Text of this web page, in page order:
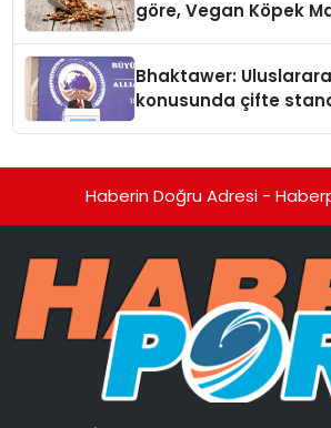
göre, Vegan Köpek
Bhaktawer:
konusunda çifte
Haberin Doğru Adresi -